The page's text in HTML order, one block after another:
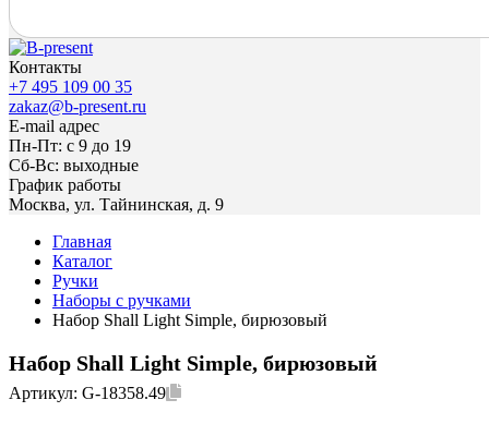
Контакты
+7 495 109 00 35
zakaz@b-present.ru
E-mail адрес
Пн-Пт: с 9 до 19
Сб-Вс: выходные
График работы
Москва, ул. Тайнинская, д. 9
Главная
Каталог
Ручки
Наборы с ручками
Набор Shall Light Simple, бирюзовый
Набор Shall Light Simple, бирюзовый
Артикул: G-18358.49